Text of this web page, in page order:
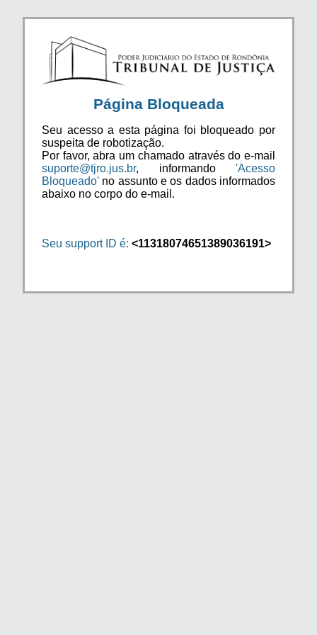
Página Bloqueada
Seu acesso a esta página foi bloqueado por
suspeita de robotização.
Por favor, abra um chamado através do e-mail
suporte@tjro.jus.br, informando 'Acesso
Bloqueado' no assunto e os dados informados
abaixo no corpo do e-mail.
Seu support ID é: <11318074651389036191>